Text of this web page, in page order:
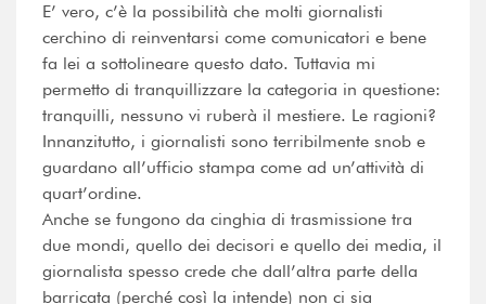
E’ vero, c’è la possibilità che molti giornalisti
cerchino di reinventarsi come comunicatori e bene
fa lei a sottolineare questo dato. Tuttavia mi
permetto di tranquillizzare la categoria in questione:
tranquilli, nessuno vi ruberà il mestiere. Le ragioni?
Innanzitutto, i giornalisti sono terribilmente snob e
guardano all’ufficio stampa come ad un’attività di
quart’ordine.
Anche se fungono da cinghia di trasmissione tra
due mondi, quello dei decisori e quello dei media, il
giornalista spesso crede che dall’altra parte della
barricata (perché così la intende) non ci sia